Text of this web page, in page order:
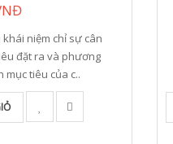
niệm chỉ sự cân
đặt ra và phương
mục tiêu của c..